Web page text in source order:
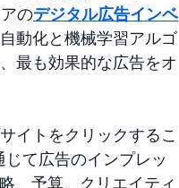
のデジタル広告インベ
動化と機械学習アルゴ
最も効果的な広告をオ
イトをクリックするこ
て広告のインプレッ
、予算、クリエイティ